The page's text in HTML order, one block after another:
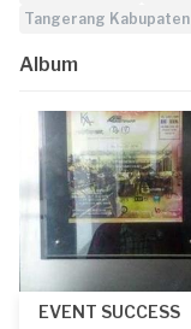
Tangerang Kabupaten
Album
EVENT SUCCESS